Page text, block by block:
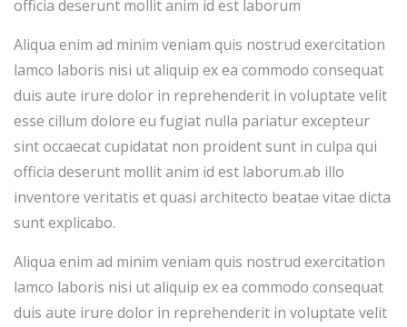
officia deserunt mollit anim id est laborum
Aliqua enim ad minim veniam quis nostrud exercitation
lamco laboris nisi ut aliquip ex ea commodo consequat
duis aute irure dolor in reprehenderit in voluptate velit
esse cillum dolore eu fugiat nulla pariatur excepteur
sint occaecat cupidatat non proident sunt in culpa qui
officia deserunt mollit anim id est laborum.ab illo
inventore veritatis et quasi architecto beatae vitae dicta
sunt explicabo.
Aliqua enim ad minim veniam quis nostrud exercitation
lamco laboris nisi ut aliquip ex ea commodo consequat
duis aute irure dolor in reprehenderit in voluptate velit